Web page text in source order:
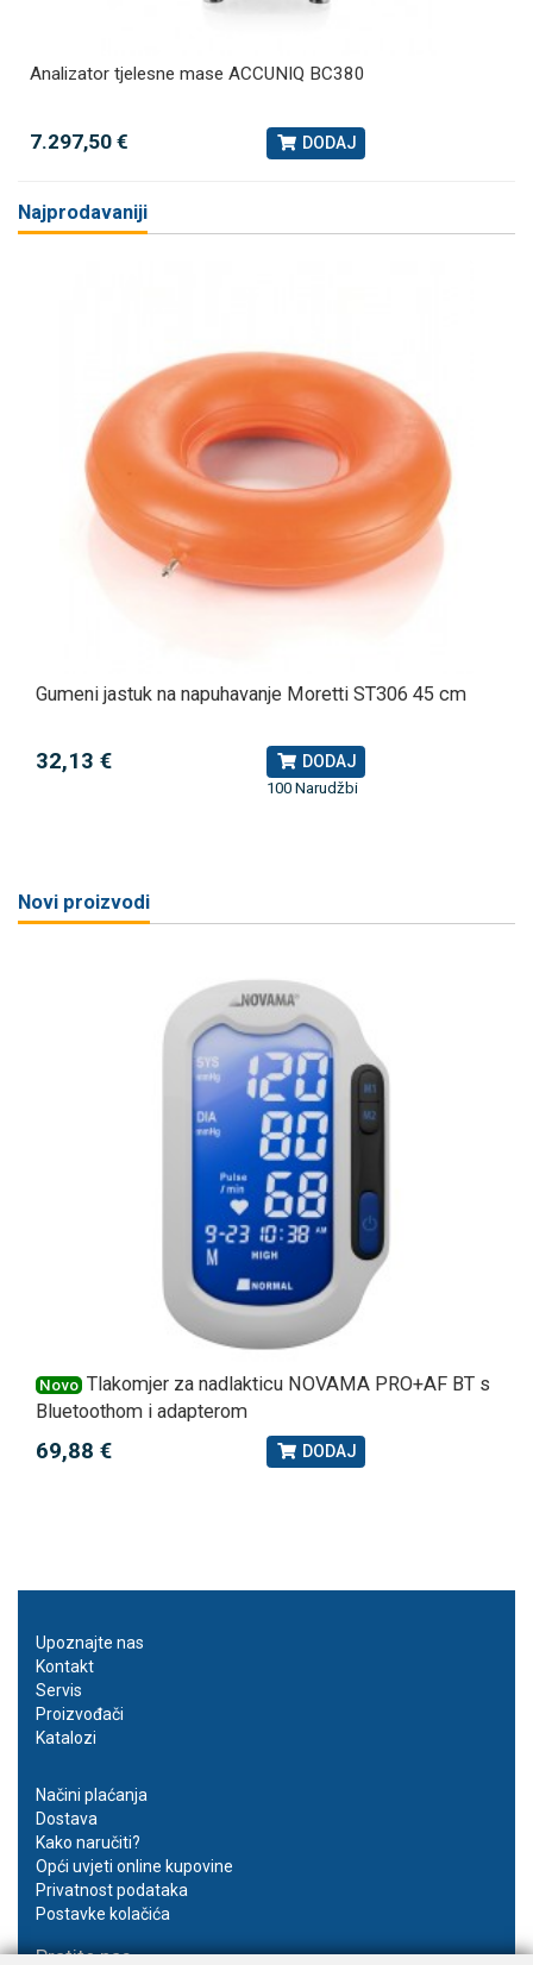
Analizator tjelesne mase ACCUNIQ BC380
7.297,50 € DODAJ
Najprodavaniji
Gumeni jastuk na napuhavanje Moretti ST306 45 cm
32,13 € DODAJ
100 Narudžbi
Novi proizvodi
Novo Tlakomjer za nadlakticu NOVAMA PRO+AF BT s
Bluetoothom i adapterom
69,88 € DODAJ
Upoznajte nas
Kontakt
Servis
Proizvođači
Katalozi
Načini plaćanja
Dostava
Kako naručiti?
Opći uvjeti online kupovine
Privatnost podataka
Postavke kolačića
Pratite nas